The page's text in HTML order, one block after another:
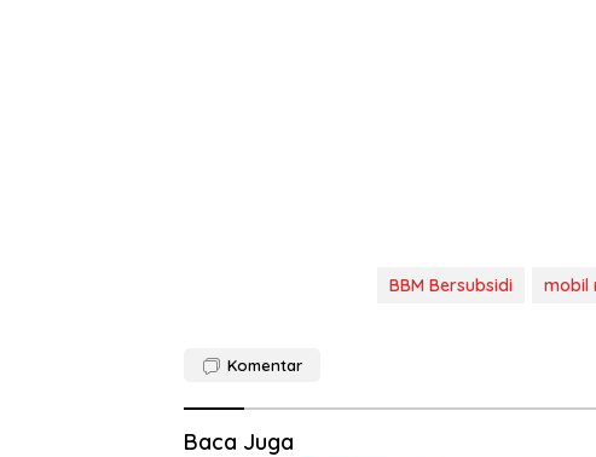
BBM Bersubsidi mobil
Komentar
Baca Juga